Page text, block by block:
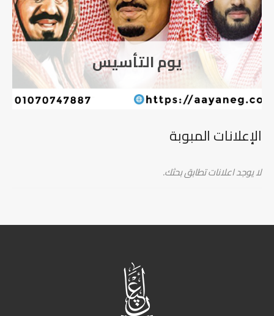
يوم التأسيس
الإعلانات المبوبة
لا يوجد اعلانات تطابق بحثك.